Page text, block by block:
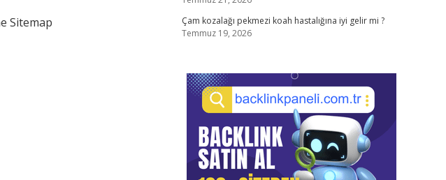
Sitemap
Çam kozalağı pekmezi koah hastalığına iyi gelir mi ?
Temmuz 19, 2026